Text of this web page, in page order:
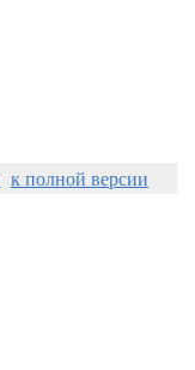
к полной версии